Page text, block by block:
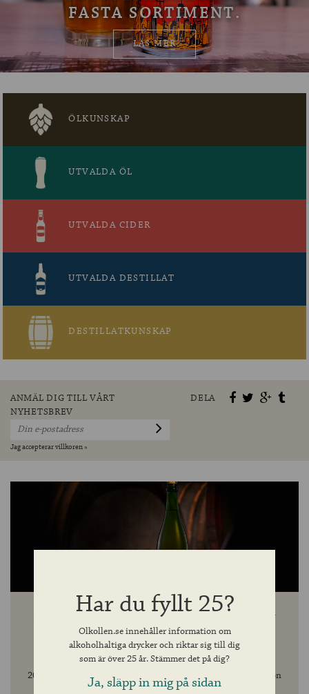
OM ÖLKOLLEN
KONTAKTA OSS
FASTA SORTIMENT.
LÄS MER
ÖLKUNSKAP
UTVALDA ÖL
UTVALDA CIDER
UTVALDA DESTILLAT
DESTILLATKUNSKAP
ANMÄL DIG TILL VÅRT
NYHETSBREV
Jag accepterar villkoren »
DELA
BOON SLÄPPER FJÄRDE UPPLAGA AV
SIN HYLLADE OUDE GEUZE BOON
BLACK LABEL.
2016 släppte Boon sin jubileumsöl Geuze Boon Black Label. Boon
ville då skapa sin syrligaste öl någonsin med en
Har du fyllt 25?
Olkollen.se innehåller information om
alkoholhaltiga drycker och riktar sig till dig
som är över 25 år. Stämmer det på dig?
Ja, släpp in mig på sidan